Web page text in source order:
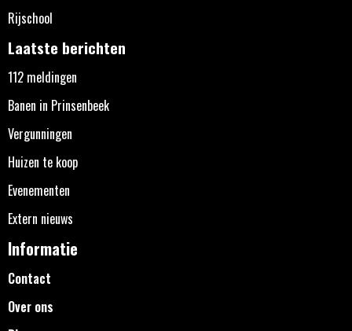
Rijschool
Laatste berichten
112 meldingen
Banen in Prinsenbeek
Vergunningen
Huizen te koop
Evenementen
Extern nieuws
Informatie
Contact
Over ons